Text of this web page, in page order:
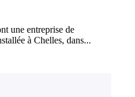
une entreprise de
à Chelles, dans...